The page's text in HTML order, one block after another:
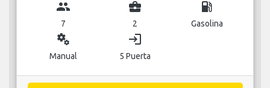
group
7
business_center
2
local_gas_station
Gasolina
miscellaneous_services
Manual
login
5 Puerta